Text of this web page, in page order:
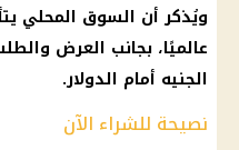
ويُذكر أن السوق المحلي
عالميًا، بجانب العرض
الجنيه أمام الدولار.
نصيحة للشراء الآن